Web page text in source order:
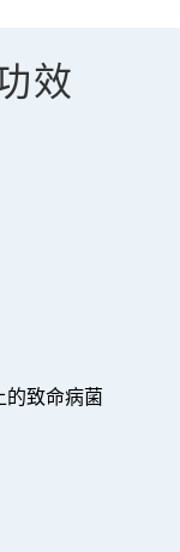
效
的致命病菌